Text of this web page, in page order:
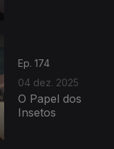
Ep. 174
04 dez. 2025
O Papel dos
Insetos